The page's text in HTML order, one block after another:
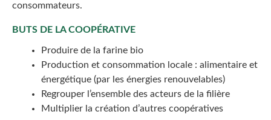
consommateurs.
BUTS DE LA COOPÉRATIVE
Produire de la farine bio
Production et consommation locale : alimentaire et
énergétique (par les énergies renouvelables)
Regrouper l’ensemble des acteurs de la filière
Multiplier la création d’autres coopératives